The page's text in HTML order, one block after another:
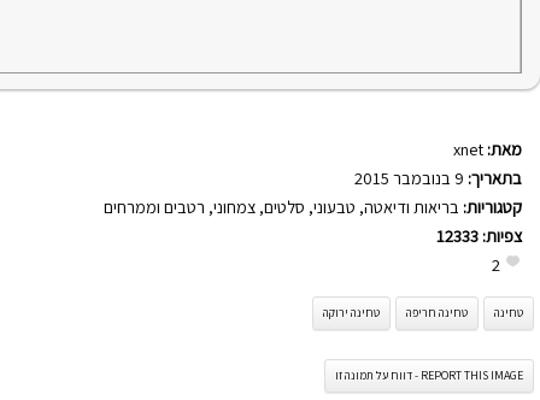
מאת: xnet
בתאריך:
קטגוריות: בריאות ודיאטה, טבעוני, סלטים, צמחוני, רטבים וממרחים
צפיות: 12333
2
טחינה טחינה חריפה טחינה ירוקה
REPORT THIS IMAGE - דווח על תמונה זו